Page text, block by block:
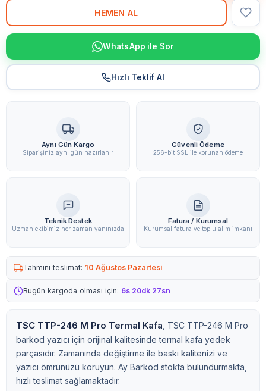
WhatsApp ile Sor
Hızlı Teklif Al
Aynı Gün Kargo
Siparişiniz aynı gün hazırlanır
Güvenli Ödeme
256-bit SSL ile korunan ödeme
Teknik Destek
Uzman ekibimiz her zaman yanınızda
Fatura / Kurumsal
Kurumsal fatura ve toplu alım imkanı
Tahmini teslimat: 10 Ağustos Pazartesi
Bugün kargoda olması için: 6s 20dk 26sn
TSC TTP-246 M Pro Termal Kafa , TSC TTP-246 M Pro
barkod yazıcı için orijinal kalitesinde termal kafa yedek
parçasıdır. Zamanında değiştirme ile baskı kalitenizi ve
yazıcı ömrünüzü koruyun. Ay Barkod stokta bulundurmakta,
hızlı teslimat sağlamaktadır.